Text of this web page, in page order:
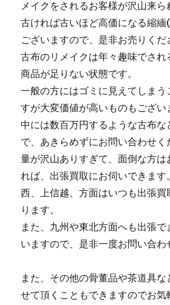
メイクをされるお客様が沢山来ら
古ければ古いほど高価になる縮
ございますので、是非お売りくだ
古布のリメイクは年々趣味でされ
商品が足りない状態です。
一般の方にはゴミに見えてしま
すが大変価値が高いものもござい
中には数百万円するような古布
で、あきらめずにお問い合わせく
量が沢山ありすぎて、面倒な方は
れば、出張買取にお伺いできます
西、上信越、方面はいつも出張買
ります。
また、九州や東北方面へも出張
いますので、是非一度お問い合わ
また、その他の骨董品や茶道具な
せて頂くこともできますのでお